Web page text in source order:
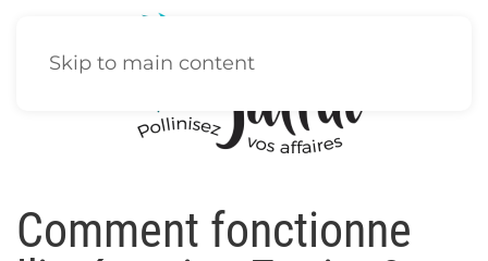
Skip to main content
Comment fonctionne